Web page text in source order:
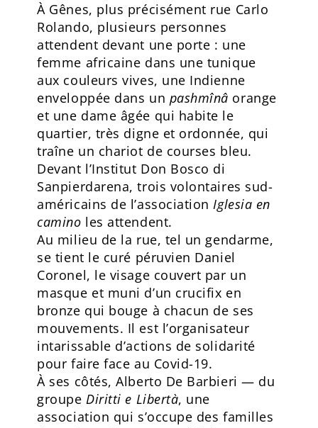
À Gênes, plus précisément rue Carlo
Rolando, plusieurs personnes
attendent devant une porte : une
femme africaine dans une tunique
aux couleurs vives, une Indienne
enveloppée dans un pashmînâ orange
et une dame âgée qui habite le
quartier, très digne et ordonnée, qui
traîne un chariot de courses bleu.
Devant l’Institut Don Bosco di
Sanpierdarena, trois volontaires sud-
américains de l’associationIglesia en
camino les attendent.
Au milieu de la rue, tel un gendarme,
se tient le curé péruvien Daniel
Coronel, le visage couvert par un
masque et muni d’un crucifix en
bronze qui bouge à chacun de ses
mouvements. Il est l’organisateur
intarissable d’actions de solidarité
pour faire face au Covid-19.
À ses côtés, Alberto De Barbieri — du
groupeDiritti e Libertà, une
association qui s’occupe des familles